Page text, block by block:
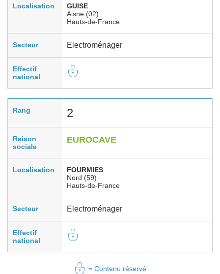
Localisation
GUISE
Aisne (02)
Hauts-de-France
Secteur Electroménager
Effectif
national
Rang 2
Raison
sociale
EUROCAVE
Localisation
FOURMIES
Nord (59)
Hauts-de-France
Secteur Electroménager
Effectif
national
= Contenu réservé